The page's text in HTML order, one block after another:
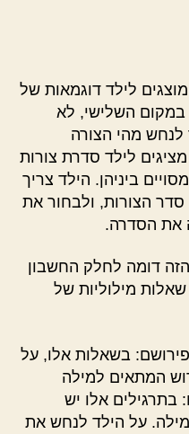
מוצגים לילד דוגמאות של
במקום השלישי, לא
לנחש מהי הצורה
לילד סדרת צורות
ביניהן. הילד צריך
הצורות, ולבחור את
את הסדרה.
דומה לחלק החשבון
מילוליות של
בשאלות אלו, על
המתאים למילה
אלו יש
על הילד לנחש את